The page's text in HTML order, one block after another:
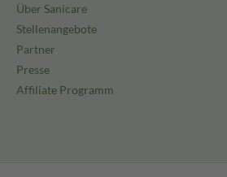
Über Sanicare
Stellenangebote
Partner
Presse
Affiliate Programm